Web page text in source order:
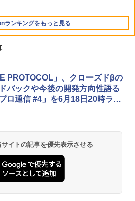
ランキングをもっと見る
PROTOCOL」、クローズドβの
バックや今後の開発方向性語る
プロ通信 #4」を6月18日20時ライ
イトの記事を優先表示させる